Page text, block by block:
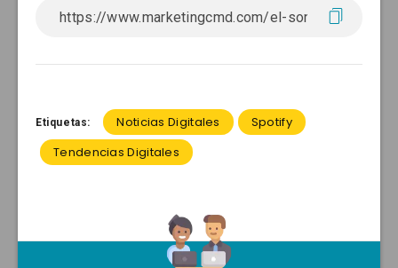
Etiquetas: Noticias Digitales
Spotify
Tendencias Digitales